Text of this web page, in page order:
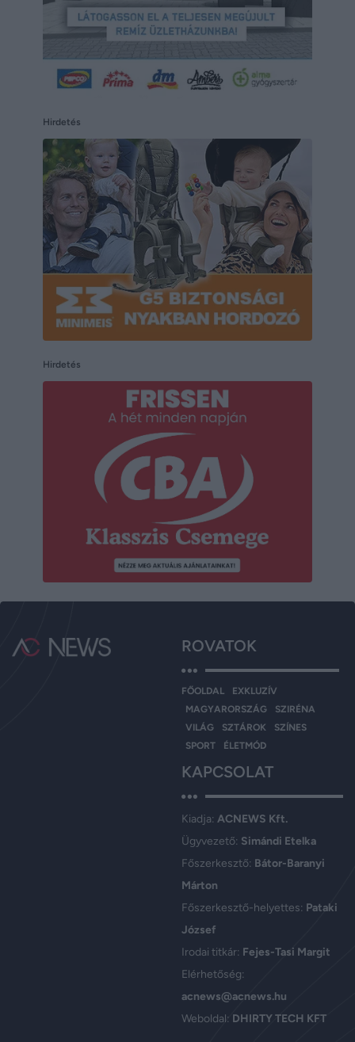
Hirdetés
Hirdetés
ROVATOK
FŐOLDAL
EXKLUZÍV
MAGYARORSZÁG
SZIRÉNA
VILÁG
SZTÁROK
SZÍNES
SPORT
ÉLETMÓD
KAPCSOLAT
Kiadja: ACNEWS Kft.
Ügyvezető: Simándi Etelka
Főszerkesztő: Bátor-Baranyi
Márton
Főszerkesztő-helyettes: Pataki
József
Irodai titkár: Fejes-Tasi Margit
Elérhetőség:
acnews@acnews.hu
Weboldal: DHIRTY TECH KFT